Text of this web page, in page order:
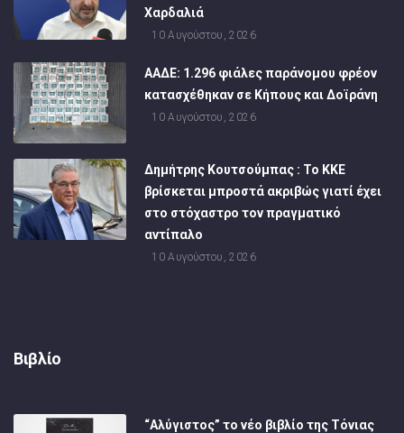
Χαρδαλιά
10 Αυγούστου, 2026
ΑΑΔΕ: 1.296 φιάλες παράνομου φρέον
κατασχέθηκαν σε Κήπους και Δοϊράνη
10 Αυγούστου, 2026
Δημήτρης Κουτσούμπας : Το ΚΚΕ
βρίσκεται μπροστά ακριβώς γιατί έχει
στο στόχαστρο τον πραγματικό
αντίπαλο
10 Αυγούστου, 2026
Βιβλίο
“Αλύγιστος” το νέο βιβλίο της Τόνιας